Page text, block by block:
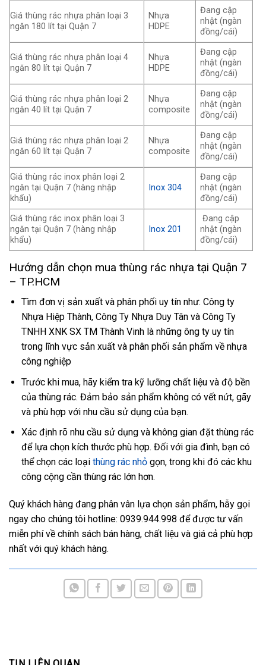
Giá thùng rác nhựa phân loại 3
ngăn 180 lít tại Quận 7
Nhựa
HDPE
Đang cập
nhật (ngàn
đồng/cái)
Giá thùng rác nhựa phân loại 4
ngăn 80 lít tại Quận 7
Nhựa
HDPE
Đang cập
nhật (ngàn
đồng/cái)
Giá thùng rác nhựa phân loại 2
ngăn 40 lít tại Quận 7
Nhựa
composite
Đang cập
nhật (ngàn
đồng/cái)
Giá thùng rác nhựa phân loại 2
ngăn 60 lít tại Quận 7
Nhựa
composite
Đang cập
nhật (ngàn
đồng/cái)
Giá thùng rác inox phân loại 2
ngăn tại Quận 7 (hàng nhập
khẩu)
Inox 304
Đang cập
nhật (ngàn
đồng/cái)
Giá thùng rác inox phân loại 3
ngăn tại Quận 7 (hàng nhập
khẩu)
Inox 201
Đang cập
nhật (ngàn
đồng/cái)
Hướng dẫn chọn mua thùng rác nhựa tại Quận 7
– TP.HCM
Tìm đơn vị sản xuất và phân phối uy tín như: Công ty
Nhựa Hiệp Thành, Công Ty Nhựa Duy Tân và Công Ty
TNHH XNK SX TM Thành Vinh là những ông ty uy tín
trong lĩnh vực sản xuất và phân phối sản phẩm về nhựa
công nghiệp
Trước khi mua, hãy kiểm tra kỹ lưỡng chất liệu và độ bền
của thùng rác. Đảm bảo sản phẩm không có vết nứt, gãy
và phù hợp với nhu cầu sử dụng của bạn.
Xác định rõ nhu cầu sử dụng và không gian đặt thùng rác
để lựa chọn kích thước phù hợp. Đối với gia đình, bạn có
thể chọn các loại thùng rác nhỏgọn, trong khi đó các khu
công cộng cần thùng rác lớn hơn.
Quý khách hàng đang phân vân lựa chọn sản phẩm, hẫy gọi
ngay cho chúng tôi hotline: 0939.944.998 để được tư vấn
miễn phí về chính sách bán hàng, chất liệu và giá cả phù hợp
nhất với quý khách hàng.